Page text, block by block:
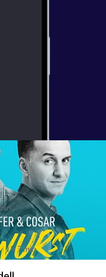
Cosar und Bastian
1 h 7 min